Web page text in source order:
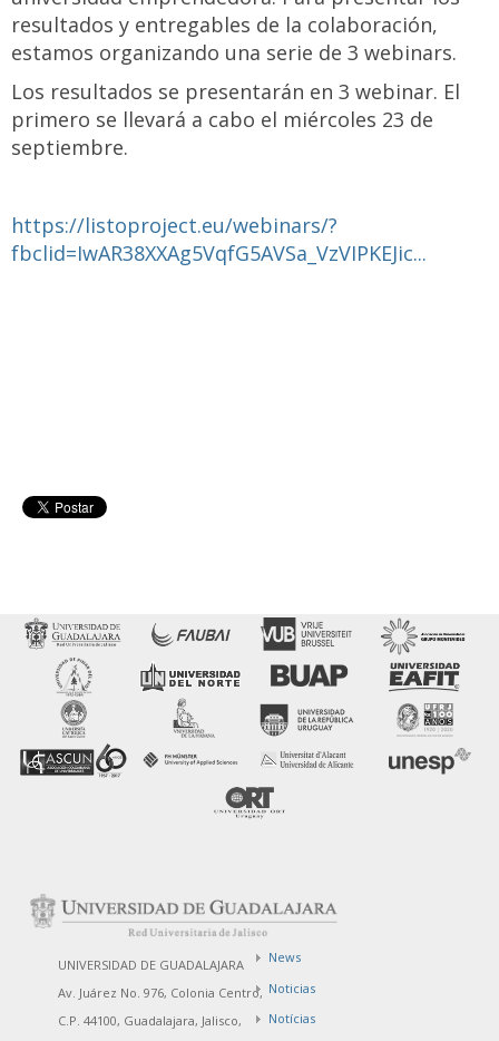
resultados y entregables de la colaboración,
estamos organizando una serie de 3 webinars.
Los resultados se presentarán en 3 webinar. El
primero se llevará a cabo el miércoles 23 de
septiembre.
https://listoproject.eu/webinars/?
fbclid=IwAR38XXAg5VqfG5AVSa_VzVIPKEJic...
UNIVERSIDAD DE GUADALAJARA
Av. Juárez No. 976, Colonia Centro,
C.P. 44100, Guadalajara, Jalisco,
News
Noticias
Notícias